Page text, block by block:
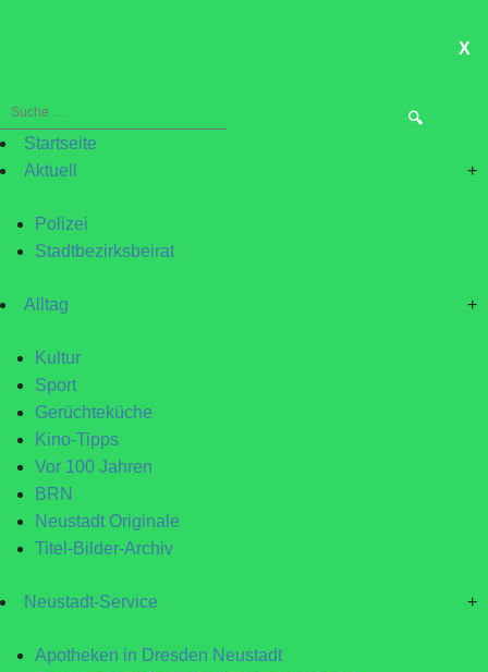
X
Suche
nach:Startseite
Aktuell
+
Polizei
Stadtbezirksbeirat
Alltag +
Kultur
Sport
Gerüchteküche
Kino-Tipps
Vor 100 Jahren
BRN
Neustadt Originale
Titel-Bilder-Archiv
Neustadt-Service +
Apotheken in Dresden Neustadt